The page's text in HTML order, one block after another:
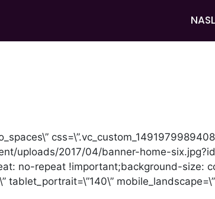
uploads/2017/04/banner-home-
no-repeat !important;background-size:
tablet_portrait=\”140\”